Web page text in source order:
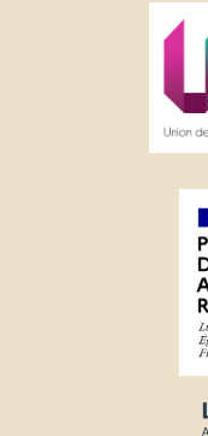
Ajouter à
Créer une
Créer une
Nom de la liste
Connexion
Vous devez être
à votre liste